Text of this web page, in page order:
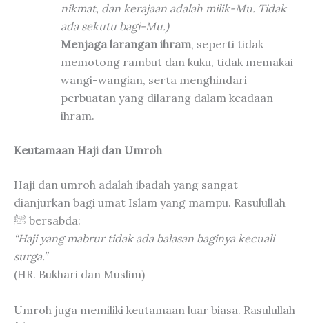
nikmat, dan kerajaan adalah milik-Mu. Tidak
ada sekutu bagi-Mu.)
Menjaga larangan ihram, seperti tidak
memotong rambut dan kuku, tidak memakai
wangi-wangian, serta menghindari
perbuatan yang dilarang dalam keadaan
ihram.
Keutamaan Haji dan Umroh
Haji dan umroh adalah ibadah yang sangat
dianjurkan bagi umat Islam yang mampu. Rasulullah
ﷺ bersabda:
“Haji yang mabrur tidak ada balasan baginya kecuali
surga.”
(HR. Bukhari dan Muslim)
Umroh juga memiliki keutamaan luar biasa. Rasulullah